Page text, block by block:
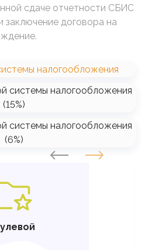
сдаче отчетности СБИС
заключение договора на
налогообложения
системы налогообложения
(15%)
системы налогообложения
(6%)